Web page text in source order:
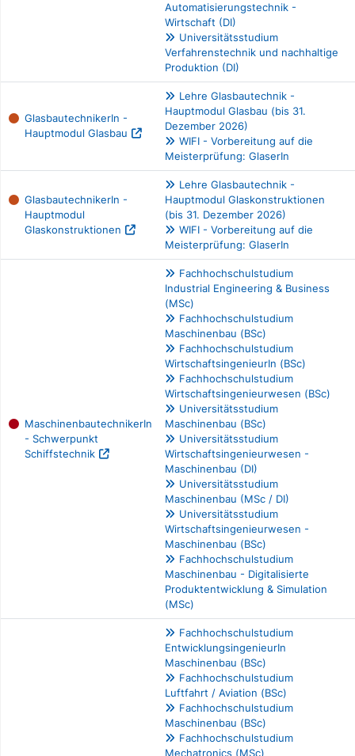
Automatisierungstechnik -
Wirtschaft (DI)
Universitätsstudium
Verfahrenstechnik und nachhaltige
Produktion (DI)
GlasbautechnikerIn -
Hauptmodul Glasbau
Lehre Glasbautechnik -
Hauptmodul Glasbau (bis 31.
Dezember 2026)
WIFI - Vorbereitung auf die
Meisterprüfung: GlaserIn
GlasbautechnikerIn -
Hauptmodul
Glaskonstruktionen
Lehre Glasbautechnik -
Hauptmodul Glaskonstruktionen
(bis 31. Dezember 2026)
WIFI - Vorbereitung auf die
Meisterprüfung: GlaserIn
MaschinenbautechnikerIn
- Schwerpunkt
Schiffstechnik
Fachhochschulstudium
Industrial Engineering & Business
(MSc)
Fachhochschulstudium
Maschinenbau (BSc)
Fachhochschulstudium
WirtschaftsingenieurIn (BSc)
Fachhochschulstudium
Wirtschaftsingenieurwesen (BSc)
Universitätsstudium
Maschinenbau (BSc)
Universitätsstudium
Wirtschaftsingenieurwesen -
Maschinenbau (DI)
Universitätsstudium
Maschinenbau (MSc / DI)
Universitätsstudium
Wirtschaftsingenieurwesen -
Maschinenbau (BSc)
Fachhochschulstudium
Maschinenbau - Digitalisierte
Produktentwicklung & Simulation
(MSc)
Fachhochschulstudium
EntwicklungsingenieurIn
Maschinenbau (BSc)
Fachhochschulstudium
Luftfahrt / Aviation (BSc)
Fachhochschulstudium
Maschinenbau (BSc)
Fachhochschulstudium
Mechatronics (MSc)